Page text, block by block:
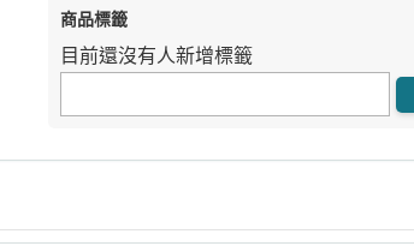
商品標籤
目前還沒有人新增標籤